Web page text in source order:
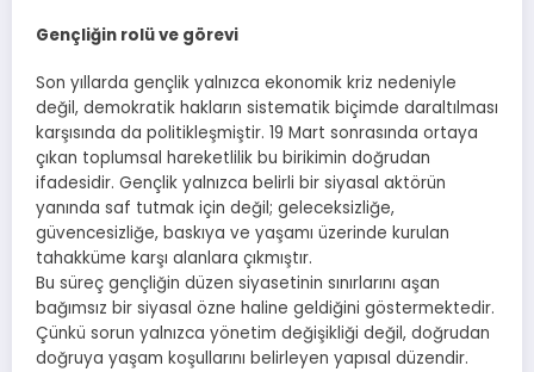
Gençliğin rolü ve görevi
Son yıllarda gençlik yalnızca ekonomik kriz nedeniyle
değil, demokratik hakların sistematik biçimde daraltılması
karşısında da politikleşmiştir. 19 Mart sonrasında ortaya
çıkan toplumsal hareketlilik bu birikimin doğrudan
ifadesidir. Gençlik yalnızca belirli bir siyasal aktörün
yanında saf tutmak için değil; geleceksizliğe,
güvencesizliğe, baskıya ve yaşamı üzerinde kurulan
tahakküme karşı alanlara çıkmıştır.
Bu süreç gençliğin düzen siyasetinin sınırlarını aşan
bağımsız bir siyasal özne haline geldiğini göstermektedir.
Çünkü sorun yalnızca yönetim değişikliği değil, doğrudan
doğruya yaşam koşullarını belirleyen yapısal düzendir.